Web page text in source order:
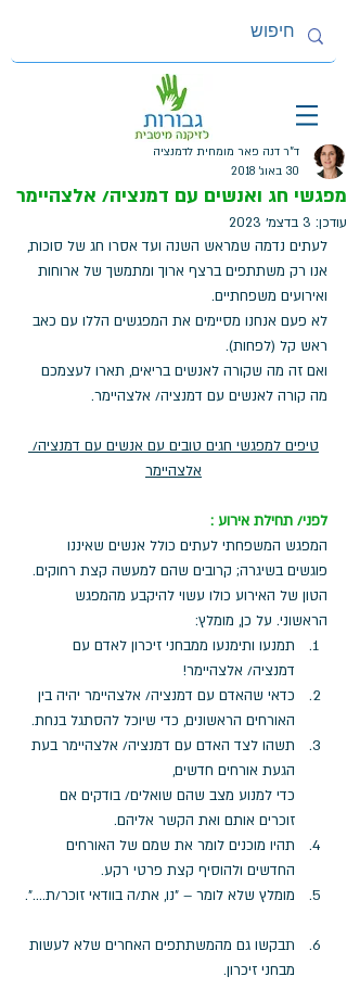
מפגשי חג ואנשים עם דמנציה/ אלצהיימר
ד"ר דנה פאר מומחית לדמנציה
30 באוג׳ 2018
עודכן: 3 בדצמ׳ 2023
לעתים נדמה שמראש השנה ועד אסרו חג של סוכות,
אנו רק משתתפים ברצף ארוך ומתמשך של ארוחות
ואירועים משפחתיים.
לא פעם אנחנו מסיימים את המפגשים הללו עם כאב
ראש קל (לפחות).
ואם זה מה שקורה לאנשים בריאים, תארו לעצמכם
מה קורה לאנשים עם דמנציה/ אלצהיימר.
טיפים למפגשי חגים טובים עם אנשים עם דמנציה/
אלצהיימר
לפני/ תחילת אירוע :
המפגש המשפחתי לעתים כולל אנשים שאיננו
פוגשים בשיגרה; קרובים שהם למעשה קצת רחוקים.
הטון של האירוע כולו עשוי להיקבע מהמפגש
הראשוני. על כן, מומלץ:
תמנעו ותימנעו ממבחני זיכרון לאדם עם
דמנציה/ אלצהיימר!
כדאי שהאדם עם דמנציה/ אלצהיימר יהיה בין
האורחים הראשונים, כדי שיוכל להסתגל בנחת.
תשהו לצד האדם עם דמנציה/ אלצהיימר בעת
הגעת אורחים חדשים,
כדי למנוע מצב שהם שואלים/ בודקים אם
זוכרים אותם ואת הקשר אליהם.
תהיו מוכנים לומר את שמם של האורחים
החדשים ולהוסיף קצת פרטי רקע.
מומלץ שלא לומר – "נו, את/ה בוודאי זוכר/ת....".
תבקשו גם מהמשתתפים האחרים שלא לעשות
מבחני זיכרון.